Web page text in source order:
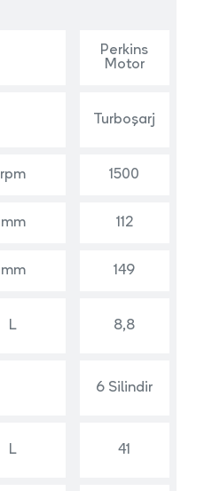
Perkins
Motor
Turboşarj
rpm 1500
mm 112
mm 149
L 8,8
6 Silindir
L 41